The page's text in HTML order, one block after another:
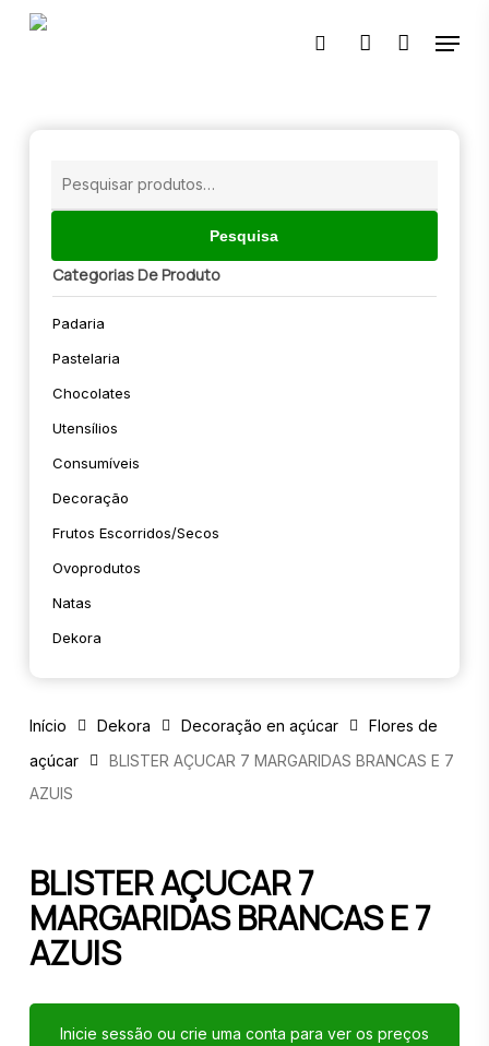
Skip
🔍
pesquisaraccount
Menu
Pesquisa
Categorias De Produto
Padaria
Pastelaria
Chocolates
Utensílios
Consumíveis
Decoração
Frutos Escorridos/secos
Ovoprodutos
Natas
Dekora
Início Dekora Decoração en açúcar
Flores de
açúcar
BLISTER AÇUCAR 7 MARGARIDAS BRANCAS E 7
AZUIS
BLISTER AÇUCAR 7
MARGARIDAS BRANCAS E 7
AZUIS
Inicie sessão ou crie uma conta para ver os preços